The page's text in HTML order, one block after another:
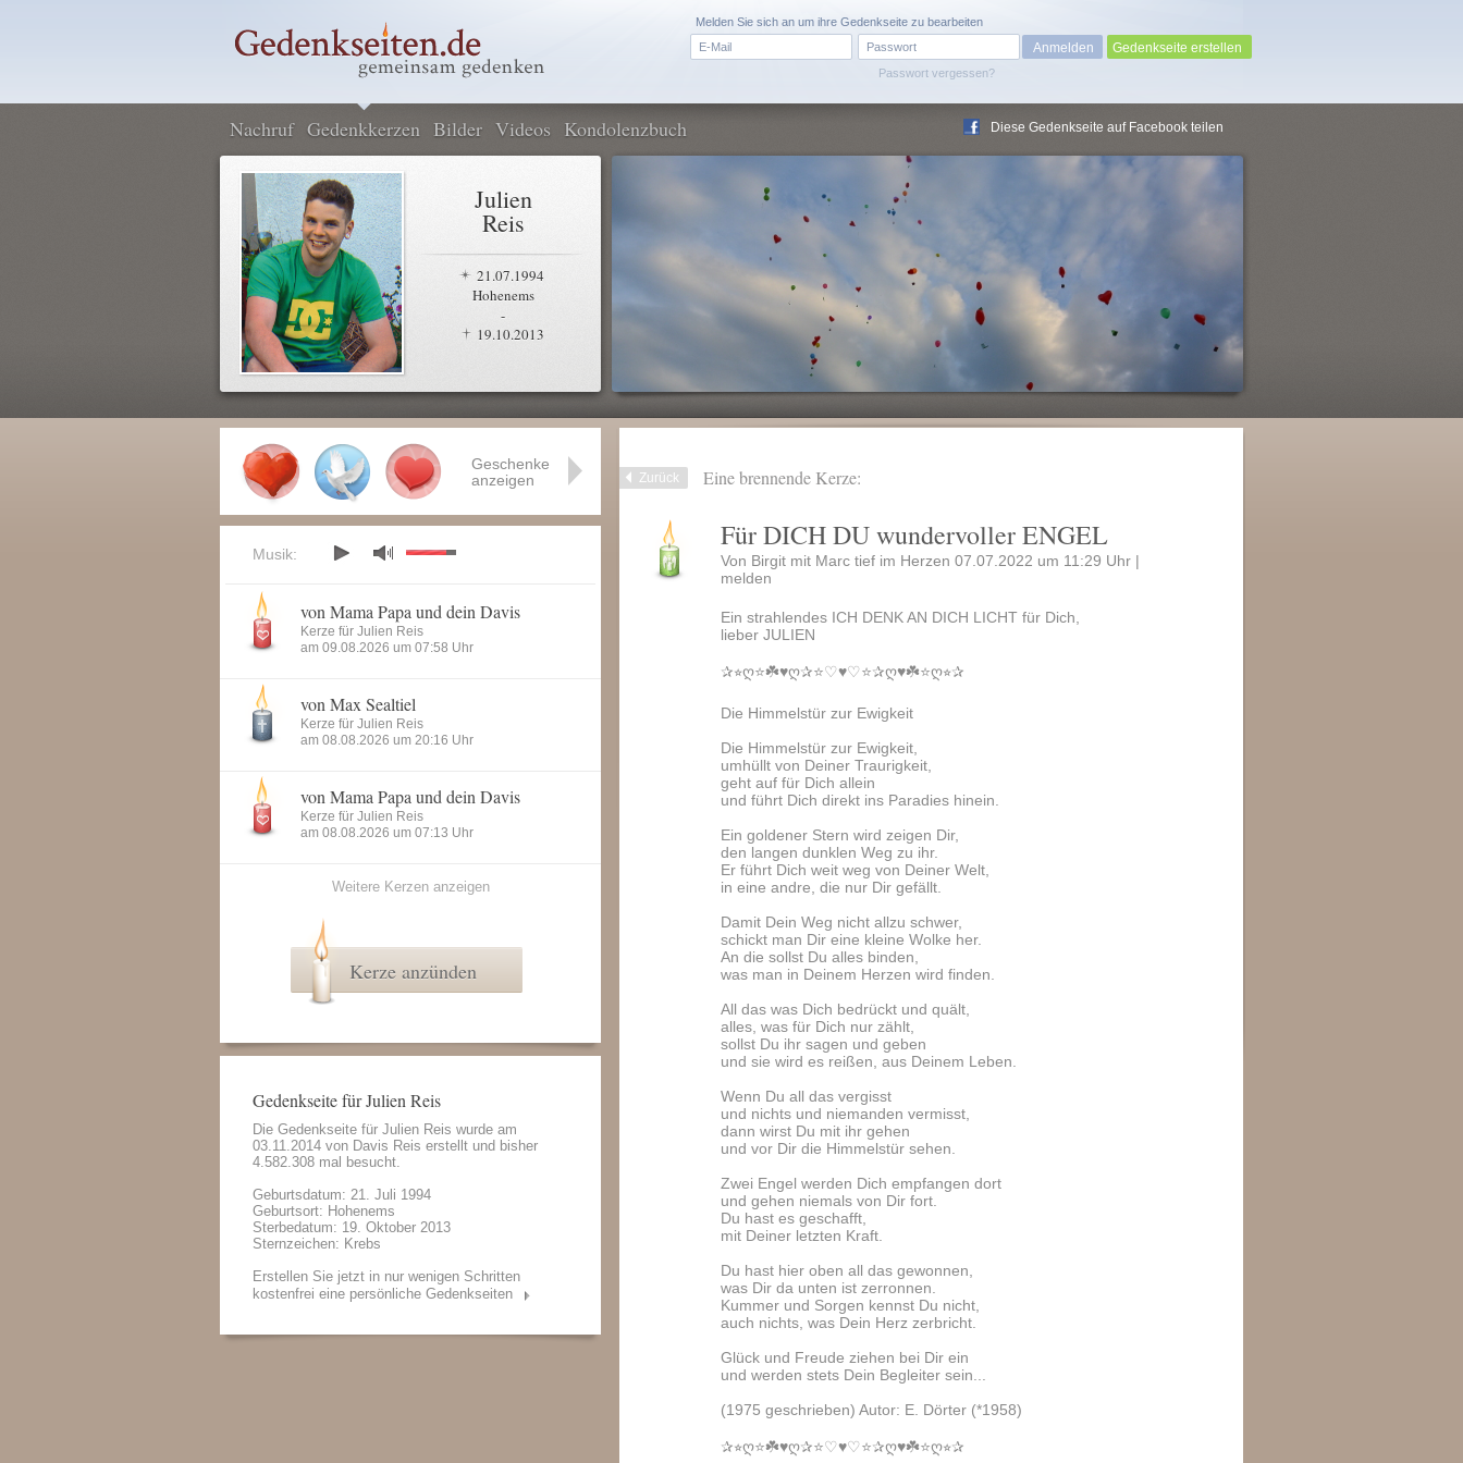
Passwort vergessen?
Melden Sie sich an um ihre Gedenkseite zu bearbeiten
Gedenkseite erstellen
Nachruf Gedenkkerzen Bilder Videos Kondolenzbuch Diese Gedenkseite auf Facebook teilen
Julien
Reis
21.07.1994
Hohenems
-
19.10.2013
Zurück Eine brennende Kerze:
Für DICH DU wundervoller ENGEL
Von Birgit mit Marc tief im Herzen 07.07.2022 um 11:29 Uhr |
melden
Ein strahlendes ICH DENK AN DICH LICHT für Dich,
lieber JULIEN
✰⭐︎ღ⭐️☘️♥️ღ✰⭐️♡♥️♡⭐️✰ღ♥️☘️⭐️ღ⭐︎✰
Die Himmelstür zur Ewigkeit
Die Himmelstür zur Ewigkeit,
umhüllt von Deiner Traurigkeit,
geht auf für Dich allein
und führt Dich direkt ins Paradies hinein.
Ein goldener Stern wird zeigen Dir,
den langen dunklen Weg zu ihr.
Er führt Dich weit weg von Deiner Welt,
in eine andre, die nur Dir gefällt.
Damit Dein Weg nicht allzu schwer,
schickt man Dir eine kleine Wolke her.
An die sollst Du alles binden,
was man in Deinem Herzen wird finden.
All das was Dich bedrückt und quält,
alles, was für Dich nur zählt,
sollst Du ihr sagen und geben
und sie wird es reißen, aus Deinem Leben.
Wenn Du all das vergisst
und nichts und niemanden vermisst,
dann wirst Du mit ihr gehen
und vor Dir die Himmelstür sehen.
Zwei Engel werden Dich empfangen dort
und gehen niemals von Dir fort.
Du hast es geschafft,
mit Deiner letzten Kraft.
Du hast hier oben all das gewonnen,
was Dir da unten ist zerronnen.
Kummer und Sorgen kennst Du nicht,
auch nichts, was Dein Herz zerbricht.
Glück und Freude ziehen bei Dir ein
und werden stets Dein Begleiter sein...
(1975 geschrieben) Autor: E. Dörter (*1958)
✰⭐︎ღ⭐️☘️♥️ღ✰⭐️♡♥️♡⭐️✰ღ♥️☘️⭐️ღ⭐︎✰
Geschenke
anzeigen
Musik:
von Mama Papa und dein Davis
Kerze für Julien Reis
am 09.08.2026 um 07:58 Uhr
von Max Sealtiel
Kerze für Julien Reis
am 08.08.2026 um 20:16 Uhr
von Mama Papa und dein Davis
Kerze für Julien Reis
am 08.08.2026 um 07:13 Uhr
Weitere Kerzen anzeigen
Kerze anzünden
Gedenkseite für Julien Reis
Die Gedenkseite für Julien Reis wurde am
03.11.2014 von Davis Reis erstellt und bisher
4.582.308 mal besucht.
Geburtsdatum: 21. Juli 1994
Geburtsort: Hohenems
Sterbedatum: 19. Oktober 2013
Sternzeichen: Krebs
Erstellen Sie jetzt in nur wenigen Schritten
kostenfrei eine persönliche Gedenkseiten